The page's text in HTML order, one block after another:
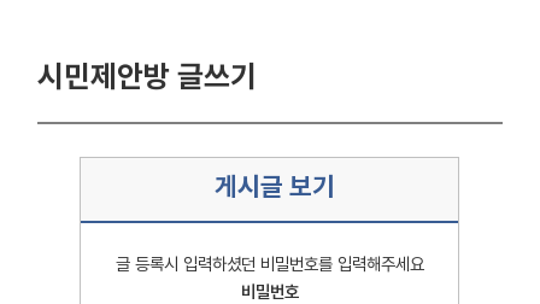
시민제안방 글쓰기
게시글 보기
글 등록시 입력하셨던 비밀번호를 입력해주세요
비밀번호